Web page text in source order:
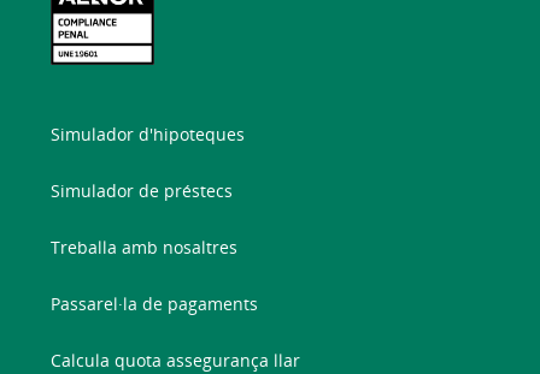
Simulador d'hipoteques
Simulador de préstecs
Treballa amb nosaltres
Passarel·la de pagaments
Calcula quota assegurança llar